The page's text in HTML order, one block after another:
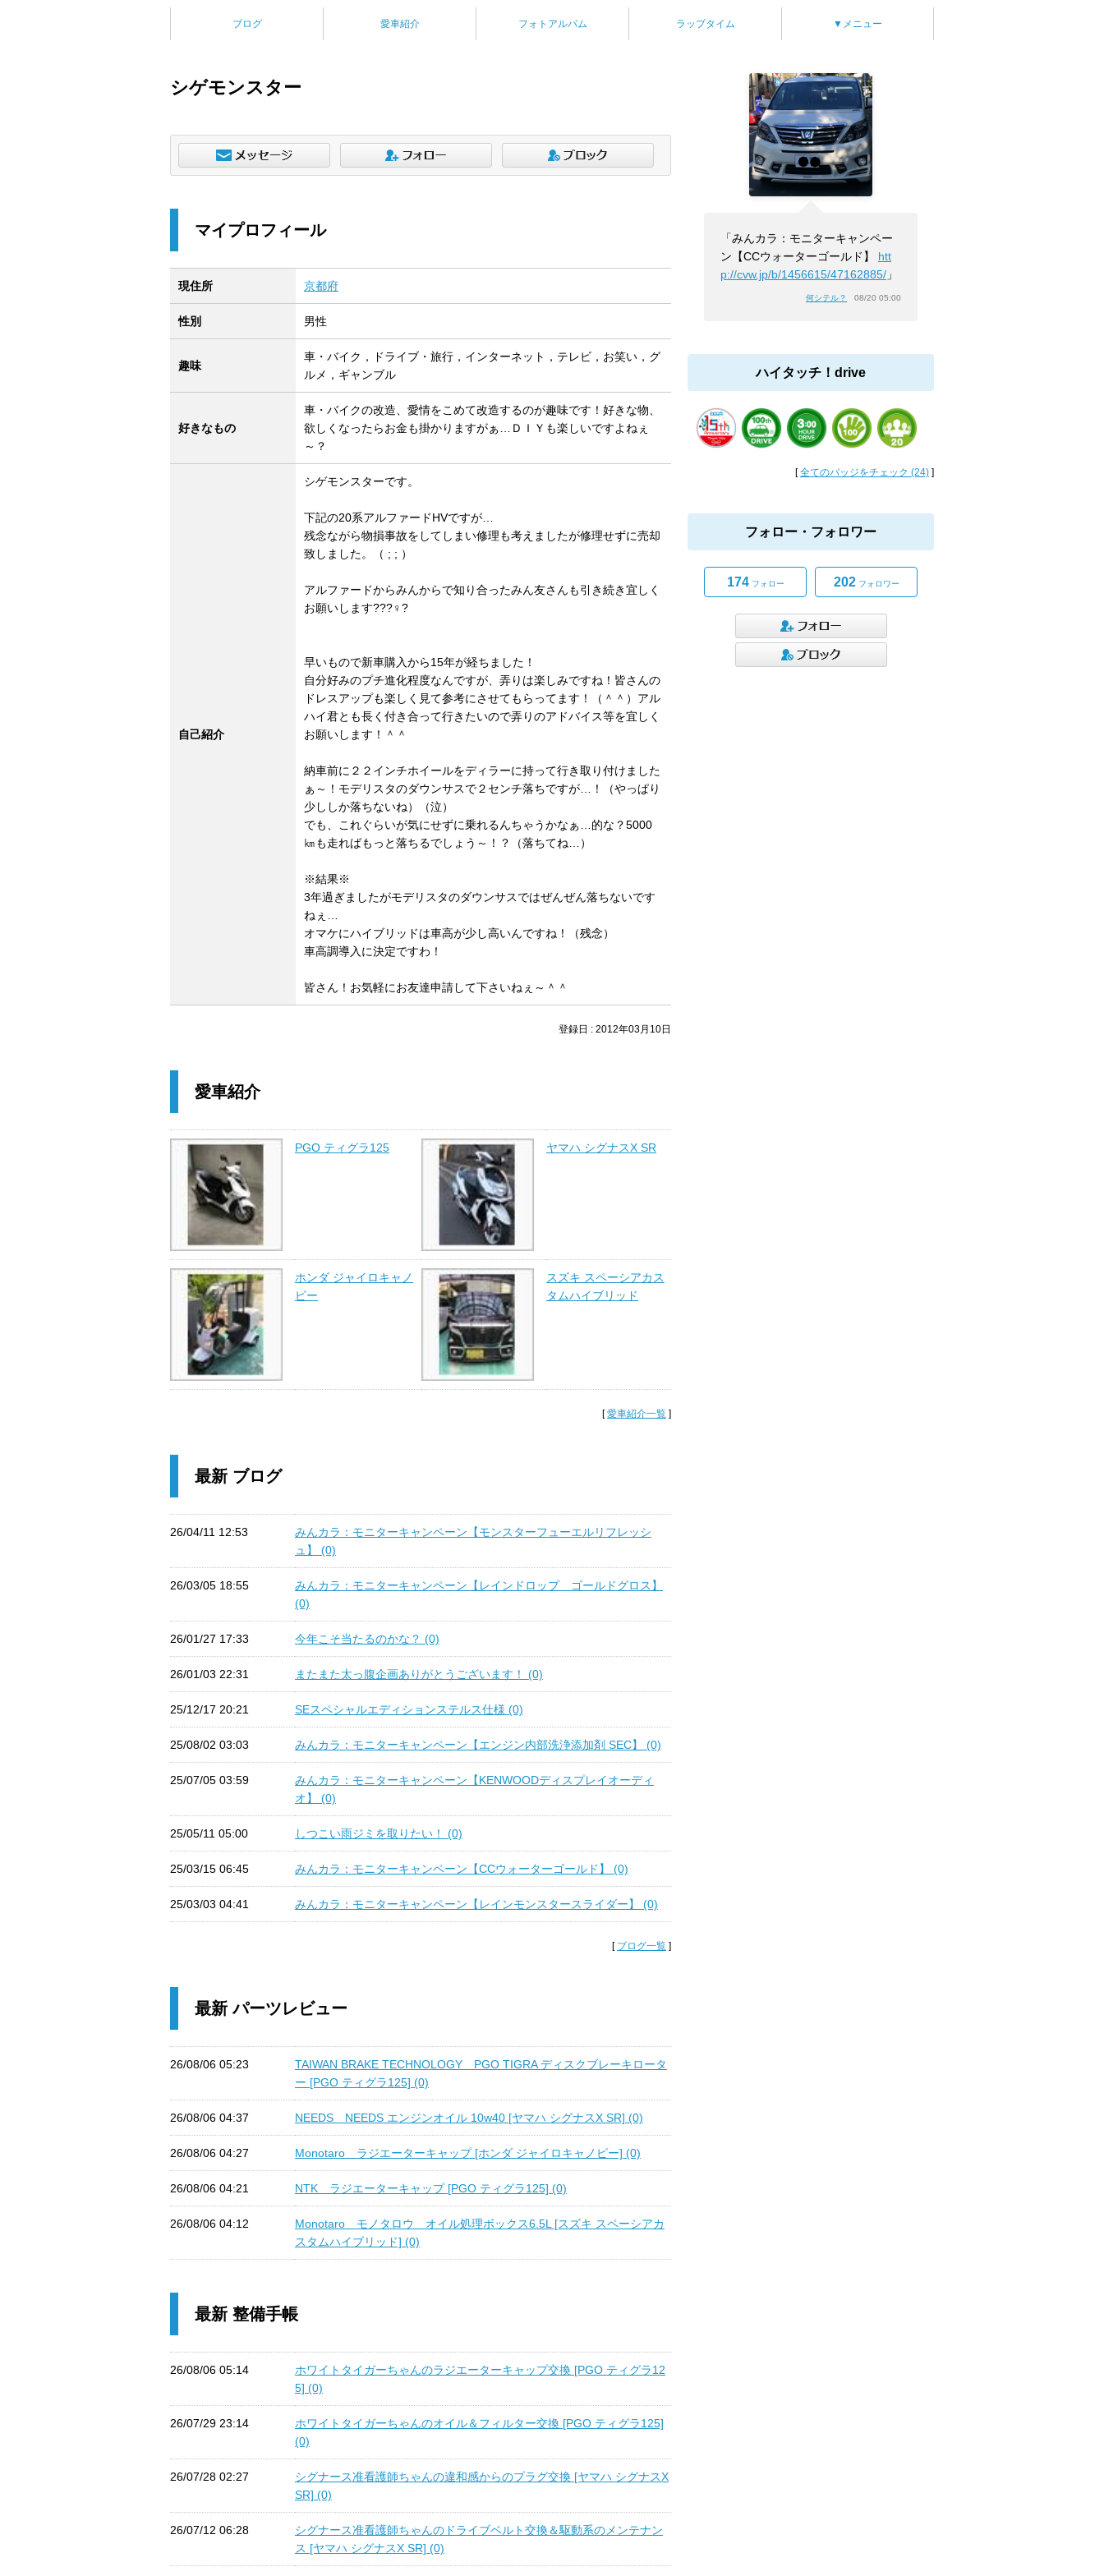
ブログ 愛車紹介 フォトアルバム ラップタイム ▼メニュー
シゲモンスター
「みんカラ：モニターキャンペー
ン【CCウォーターゴールド】 htt
p://cvw.jp/b/1456615/47162885/ 」
何シテル？ 08/20 05:00
ハイタッチ！drive
[全てのバッジをチェック (24) ]
フォロー・フォロワー
174フォロー 202フォロワー
マイプロフィール
現住所 京都府
性別 男性
趣味
車・バイク，ドライブ・旅行，インターネット，テレビ，お笑い，グ
ルメ，ギャンブル
好きなもの
車・バイクの改造、愛情をこめて改造するのが趣味です！好きな物、
欲しくなったらお金も掛かりますがぁ…ＤＩＹも楽しいですよねぇ
～？
自己紹介
シゲモンスターです。
下記の20系アルファードHVですが…
残念ながら物損事故をしてしまい修理も考えましたが修理せずに売却
致しました。（ ; ; ）
アルファードからみんからで知り合ったみん友さんも引き続き宜しく
お願いします???♀?
早いもので新車購入から15年が経ちました！
自分好みのプチ進化程度なんですが、弄りは楽しみですね！皆さんの
ドレスアップも楽しく見て参考にさせてもらってます！（＾＾）アル
ハイ君とも長く付き合って行きたいので弄りのアドバイス等を宜しく
お願いします！＾＾
納車前に２２インチホイールをディラーに持って行き取り付けました
ぁ～！モデリスタのダウンサスで２センチ落ちですが…！（やっぱり
少ししか落ちないね）（泣）
でも、これぐらいが気にせずに乗れるんちゃうかなぁ…的な？5000
㎞も走ればもっと落ちるでしょう～！？（落ちてね…）
※結果※
3年過ぎましたがモデリスタのダウンサスではぜんぜん落ちないです
ねぇ…
オマケにハイブリッドは車高が少し高いんですね！（残念）
車高調導入に決定ですわ！
皆さん！お気軽にお友達申請して下さいねぇ～＾＾
登録日 : 2012年03月10日
愛車紹介
PGO ティグラ125 ヤマハ シグナスX SR
ホンダ ジャイロキャノ
ピー
スズキ スペーシアカス
タムハイブリッド
[愛車紹介一覧 ]
最新 ブログ
26/04/11 12:53
みんカラ：モニターキャンペーン【モンスターフューエルリフレッシ
ュ】 (0)
26/03/05 18:55
みんカラ：モニターキャンペーン【レインドロップ ゴールドグロス】
(0)
26/01/27 17:33 今年こそ当たるのかな？ (0)
26/01/03 22:31 またまた太っ腹企画ありがとうございます！ (0)
25/12/17 20:21 SEスペシャルエディションステルス仕様 (0)
25/08/02 03:03 みんカラ：モニターキャンペーン【エンジン内部洗浄添加剤 SEC】 (0)
25/07/05 03:59
みんカラ：モニターキャンペーン【KENWOODディスプレイオーディ
オ】 (0)
25/05/11 05:00 しつこい雨ジミを取りたい！ (0)
25/03/15 06:45 みんカラ：モニターキャンペーン【CCウォーターゴールド】 (0)
25/03/03 04:41 みんカラ：モニターキャンペーン【レインモンスタースライダー】 (0)
[ ブログ一覧 ]
最新 パーツレビュー
26/08/06 05:23
TAIWAN BRAKE TECHNOLOGY PGO TIGRA ディスクブレーキロータ
ー [PGO ティグラ125] (0)
26/08/06 04:37 NEEDS NEEDS エンジンオイル 10w40 [ヤマハ シグナスX SR] (0)
26/08/06 04:27 Monotaro ラジエーターキャップ [ホンダ ジャイロキャノピー] (0)
26/08/06 04:21 NTK ラジエーターキャップ [PGO ティグラ125] (0)
26/08/06 04:12
Monotaro モノタロウ オイル処理ボックス6.5L [スズキ スペーシアカ
スタムハイブリッド] (0)
最新 整備手帳
26/08/06 05:14
ホワイトタイガーちゃんのラジエーターキャップ交換 [PGO ティグラ12
5] (0)
26/07/29 23:14
ホワイトタイガーちゃんのオイル＆フィルター交換 [PGO ティグラ125]
(0)
26/07/28 02:27
シグナース准看護師ちゃんの違和感からのプラグ交換 [ヤマハ シグナスX
SR] (0)
26/07/12 06:28
シグナース准看護師ちゃんのドライブベルト交換＆駆動系のメンテナン
ス [ヤマハ シグナスX SR] (0)